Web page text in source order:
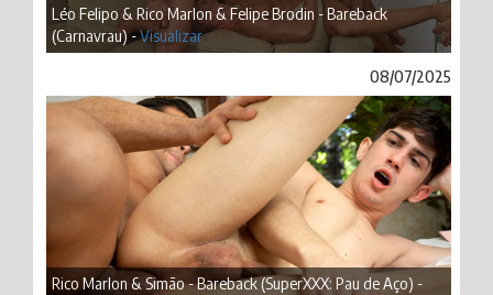
Léo Felipo & Rico Marlon & Felipe Brodin - Bareback
(Carnavrau) -Visualizar
08/07/2025
Rico Marlon & Simão - Bareback (SuperXXX: Pau de Aço) -